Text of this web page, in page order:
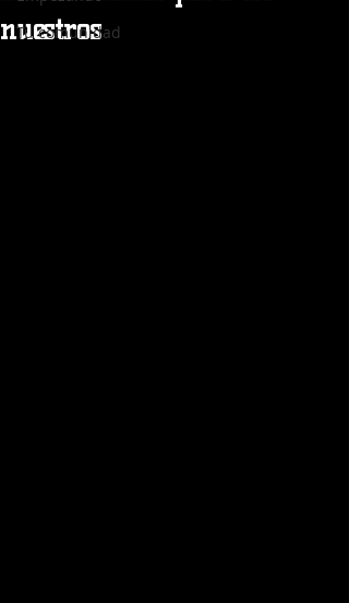
Tu comunidad
nuestros